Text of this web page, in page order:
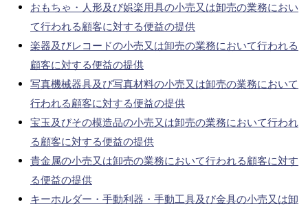
おもちゃ・人形及び娯楽用具の小売又は卸売の業務におい
て行われる顧客に対する便益の提供
楽器及びレコードの小売又は卸売の業務において行われる
顧客に対する便益の提供
写真機械器具及び写真材料の小売又は卸売の業務において
行われる顧客に対する便益の提供
宝玉及びその模造品の小売又は卸売の業務において行われ
る顧客に対する便益の提供
貴金属の小売又は卸売の業務において行われる顧客に対す
る便益の提供
キーホルダー・手動利器・手動工具及び金具の小売又は卸